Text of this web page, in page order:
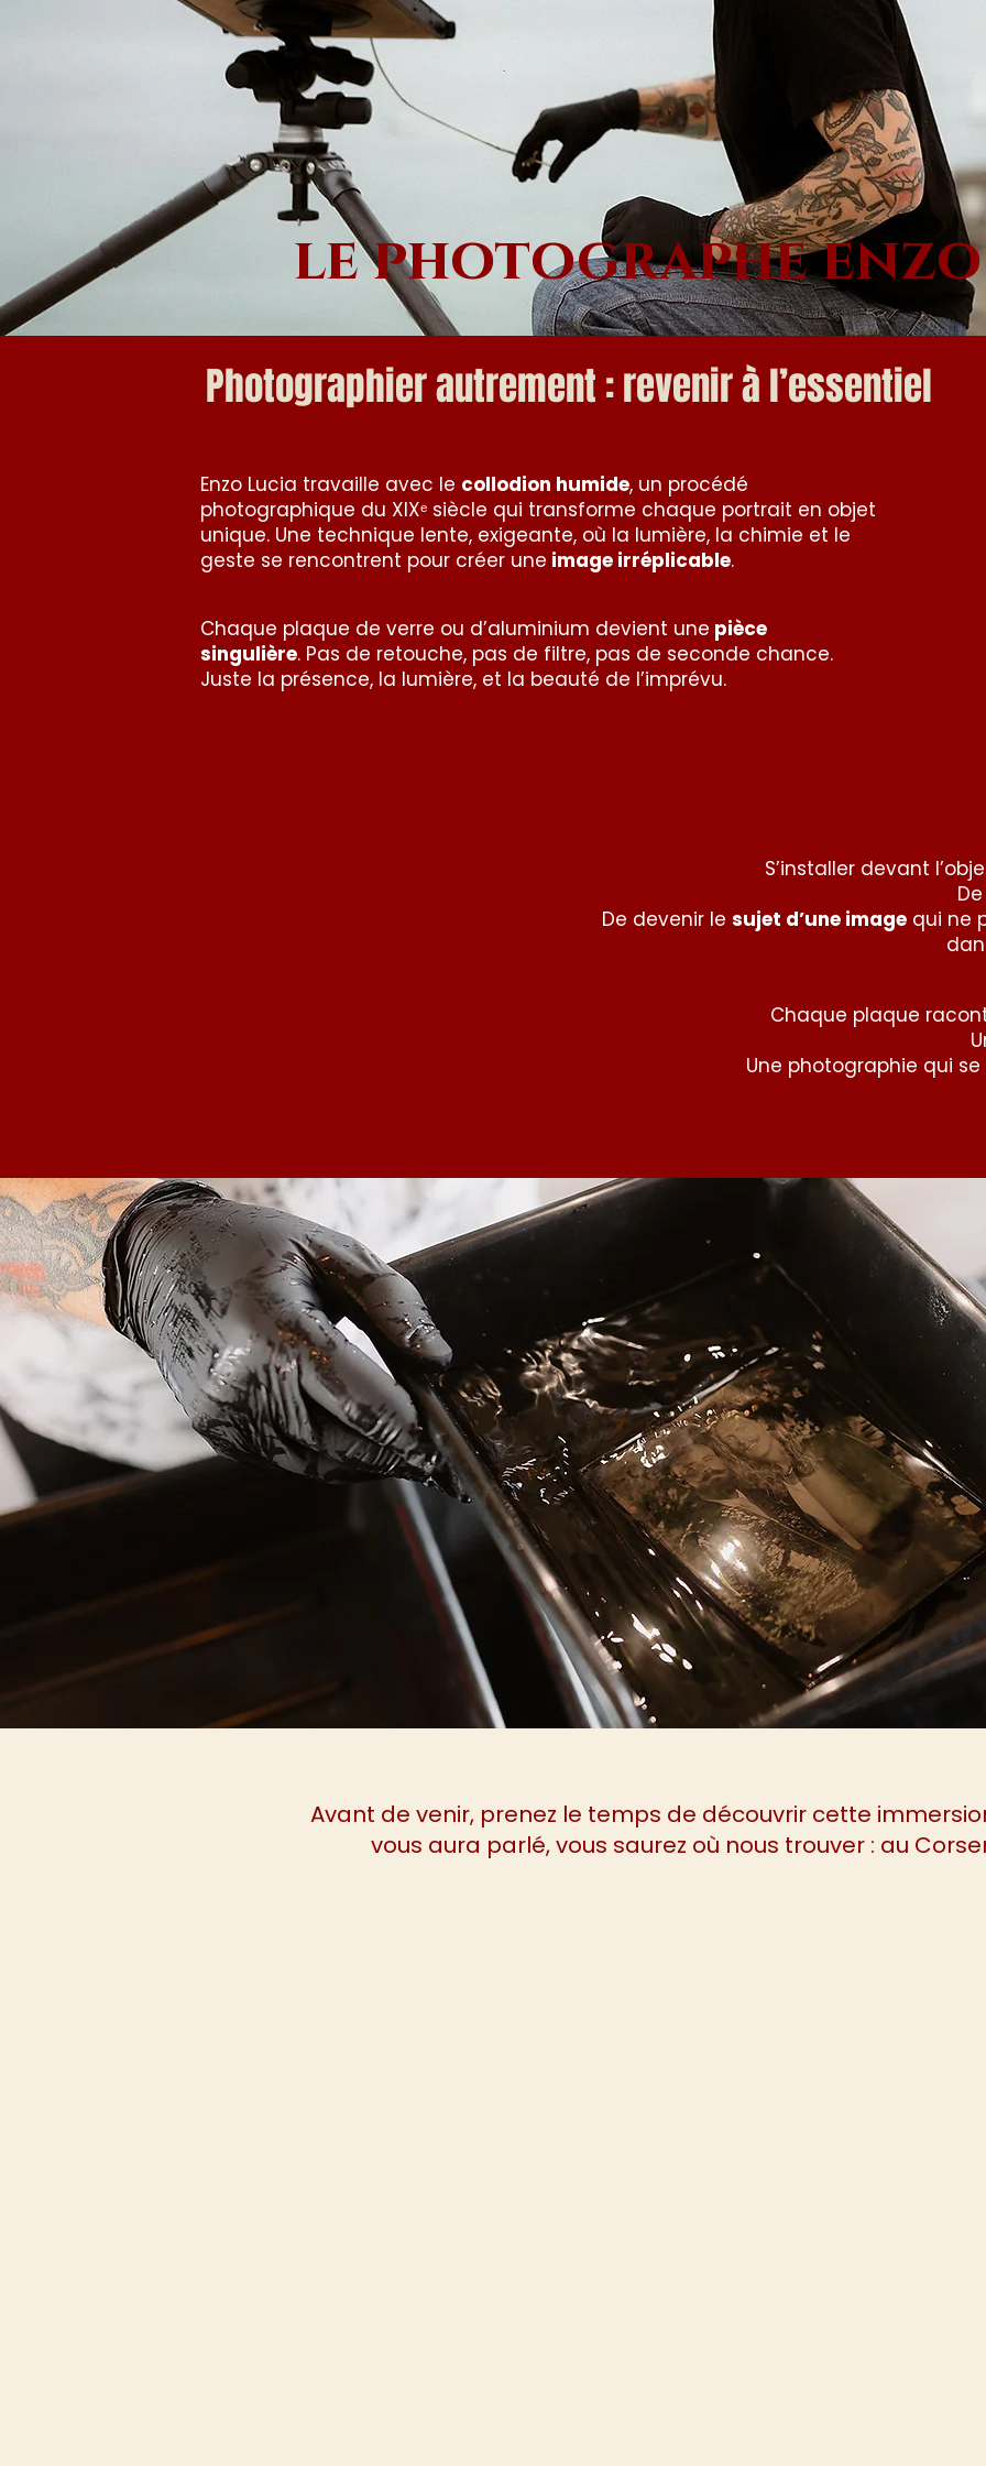
le photographe
Photographier autrement : revenir à l’essentiel
Enzo Lucia travaille avec le collodion humide, un procédé
photographique du XIXᵉ siècle qui transforme chaque portrait en objet
unique. Une technique lente, exigeante, où la lumière, la chimie et le
geste se rencontrent pour créer une image irréplicable.
Chaque plaque de verre ou d’aluminium devient une pièce
singulière. Pas de retouche, pas de filtre, pas de seconde chance.
Juste la présence, la lumière, et la beauté de l’imprévu.
S’installer devant
De devenir le sujet d’une image qui ne
Chaque plaque
Une photographie qui
Avant de venir, prenez le temps de découvrir cette
vous aura parlé, vous saurez où nous trouver : au